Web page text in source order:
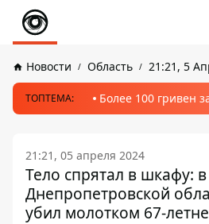
Новости Область 21:21, 5
ТОПТЕМА: Более 100 гривен
21:21, 05 апреля 2024
Тело спрятал в шкафу: в
Днепропетровской
убил молотком 67-